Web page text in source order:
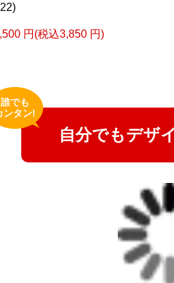
円(税込3,850 円)
自分でもデザ
誰でも
ンタン!